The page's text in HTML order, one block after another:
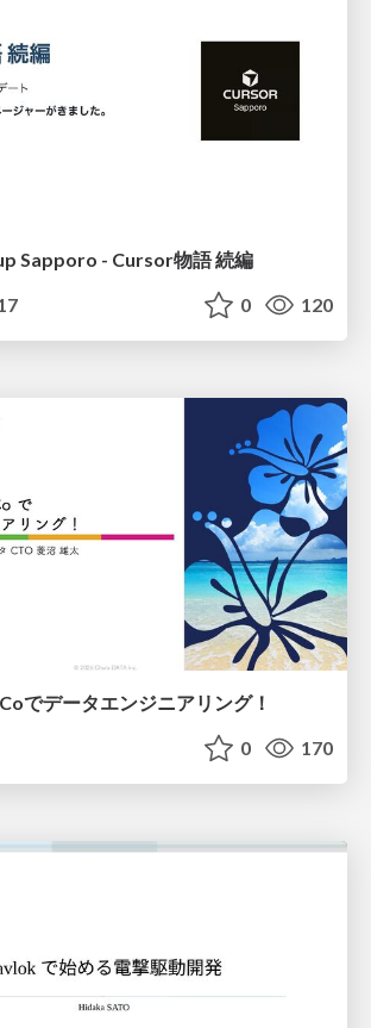
Sapporo - Cursor物語 続編
0 120
でデータエンジニアリング！
0 170